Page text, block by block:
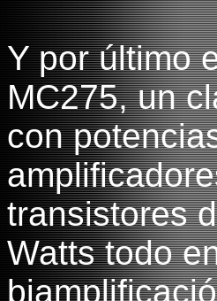
Y por último
MC275, un
con
transistores
Watts todo